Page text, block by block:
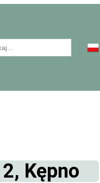
Kępno